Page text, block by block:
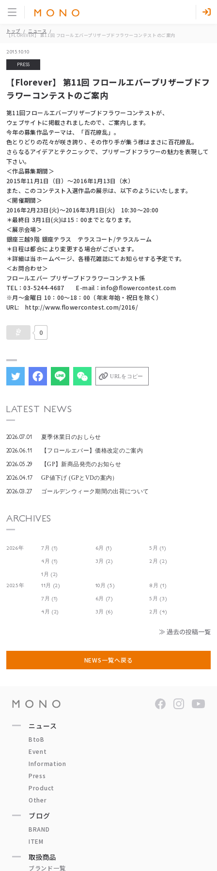
トップ ニュース
【FLOREVER】 第11回 フロールエバープリザーブドフラワーコンテストのご案内
2015.10.10
PRESS
【Florever】 第11回 フロールエバープリザーブドフ
ラワーコンテストのご案内
第11回フロールエバープリザーブドフラワーコンテストが、
ウェブサイトに掲載されましたので、ご案内します。
今年の募集作品テーマは、「百花繚乱」。
色とりどりの花々が咲き誇り、その作り手が集う様はまさに百花繚乱。
さらなるアイデアとテクニックで、プリザーブドフラワーの魅力を表現して
下さい。
＜作品募集期間＞
2015年11月1日（日）～2016年1月13日（水）
また、このコンテスト入選作品の展示は、以下のようにいたします。
＜開催期間＞
2016年2月23日(火)〜2016年3月1日(火) 10:30〜20:00
＊最終日 3月1日(火)は15：00までとなります。
＜展示会場＞
銀座三越9階 銀座テラス テラスコート/テラスルーム
＊日程は都合により変更する場合がございます。
＊詳細は当ホームページ、各種花雑誌にてお知らせする予定です。
＜お問合わせ＞
フロールエバー プリザーブドフラワーコンテスト係
TEL：03-5244-4687 E-mail：info@flowercontest.com
※月〜金曜日 10：00〜18：00（年末年始・祝日を除く）
URL: http://www.flowercontest.com/2016/
0
URLをコピー
LATEST NEWS
2026.07.01 夏季休業日のおしらせ
2026.06.11 【フロールエバー】価格改定のご案内
2026.05.29 【GP】新商品発売のお知らせ
2026.04.17 GP値下げ (GPとVDの案内）
2026.03.27 ゴールデンウィーク期間の出荷について
ARCHIVES
2026年 7月 (1) 6月 (1)
5月 (1)
4月 (1)
3月 (2)
2月 (2)
1月 (2)
2025年
11月 (2) 10月 (5)
8月 (1)
7月 (1)
6月 (7)
5月 (3)
4月 (2)
3月 (6) 2月 (4)
≫ 過去の投稿一覧
NEWS一覧へ戻る
ニュース
BtoB
Event
Information
Press
Product
Other
ブログ
BRAND
ITEM
取扱商品
ブランド一覧